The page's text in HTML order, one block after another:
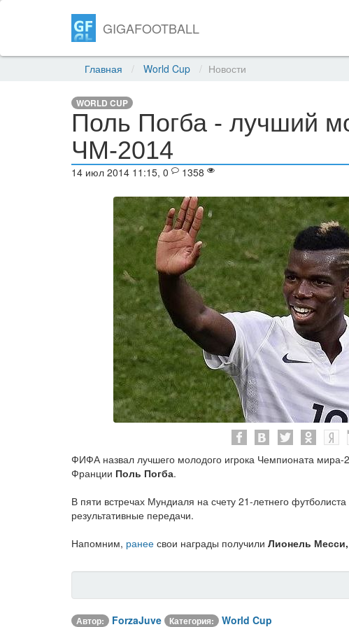
GIGAFOOTBALL
Главная World Cup Новости
WORLD CUP
Поль Погба - лучший
ЧМ-2014
14 июл 2014 11:15, 0 1358
ФИФА назвал лучшего молодого игрока Чемпионата мира-
Франции Поль Погба.
В пяти встречах Мундиаля на счету 21-летнего
результативные передачи.
Напомним, ранее свои награды получили Лионель
Автор: ForzaJuve Категория: World Cup